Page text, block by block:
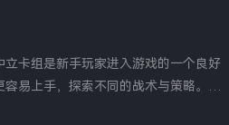
立卡组是新手玩家进入游戏的一个良好
易上手，探索不同的战术与策略。了